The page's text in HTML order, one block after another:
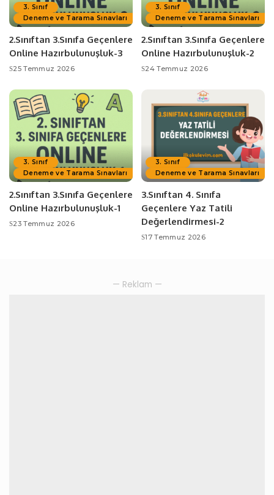
3. Sınıf
Deneme ve Tarama Sınavları
2.Sınıftan 3.Sınıfa Geçenlere
Online Hazırbulunuşluk-3
25 Temmuz 2026
3. Sınıf
Deneme ve Tarama Sınavları
2.Sınıftan 3.Sınıfa Geçenlere
Online Hazırbulunuşluk-2
24 Temmuz 2026
3. Sınıf
Deneme ve Tarama Sınavları
2.Sınıftan 3.Sınıfa Geçenlere
Online Hazırbulunuşluk-1
23 Temmuz 2026
3. Sınıf
Deneme ve Tarama Sınavları
3.Sınıftan 4. Sınıfa
Geçenlere Yaz Tatili
Değerlendirmesi-2
17 Temmuz 2026
— Reklam —